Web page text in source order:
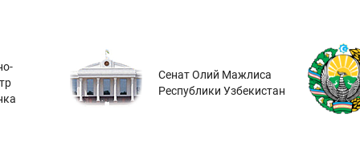
Сенат Олий Мажлиса
Республики Узбекистан